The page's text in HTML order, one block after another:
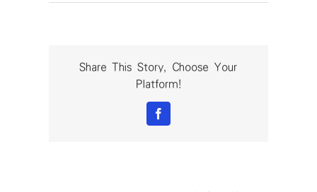
尤
Share This Story, Choose Your
Platform!
Facebook